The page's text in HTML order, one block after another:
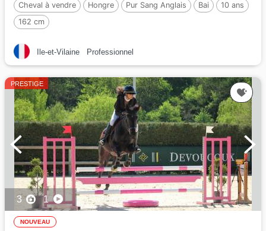
Cheval à vendre Hongre Pur Sang Anglais Bai
10 ans
162 cm
Ile-et-Vilaine Professionnel
PRESTIGE
3 1
NOUVEAU